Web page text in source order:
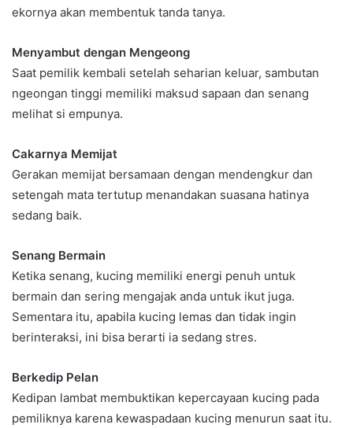
ekornya akan membentuk tanda tanya.
Menyambut dengan Mengeong
Saat pemilik kembali setelah seharian keluar, sambutan
ngeongan tinggi memiliki maksud sapaan dan senang
melihat si empunya.
Cakarnya Memijat
Gerakan memijat bersamaan dengan mendengkur dan
setengah mata tertutup menandakan suasana hatinya
sedang baik.
Senang Bermain
Ketika senang, kucing memiliki energi penuh untuk
bermain dan sering mengajak anda untuk ikut juga.
Sementara itu, apabila kucing lemas dan tidak ingin
berinteraksi, ini bisa berarti ia sedang stres.
Berkedip Pelan
Kedipan lambat membuktikan kepercayaan kucing pada
pemiliknya karena kewaspadaan kucing menurun saat itu.